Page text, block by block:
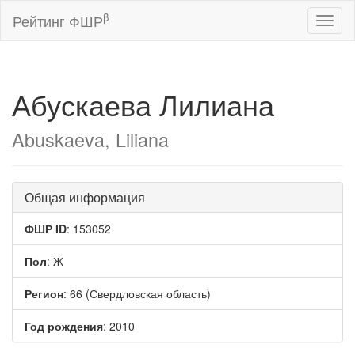
Рейтинг ФШРβ
Абускаева Лилиана
Abuskaeva, Liliana
Общая информация
ФШР ID: 153052
Пол: Ж
Регион: 66 (Свердловская область)
Год рождения: 2010